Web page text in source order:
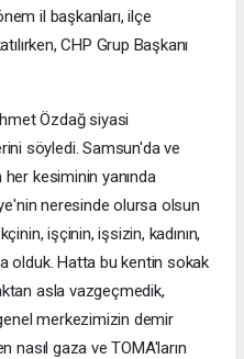
il başkanları, ilçe
CHP Grup Başkanı
Özdağ siyasi
söyledi. Samsun'da ve
kesiminin yanında
neresinde olursa olsun
işçinin, işsizin, kadının,
olduk. Hatta bu kentin sokak
asla vazgeçmedik,
merkezimizin demir
nasıl gaza ve TOMA'ların